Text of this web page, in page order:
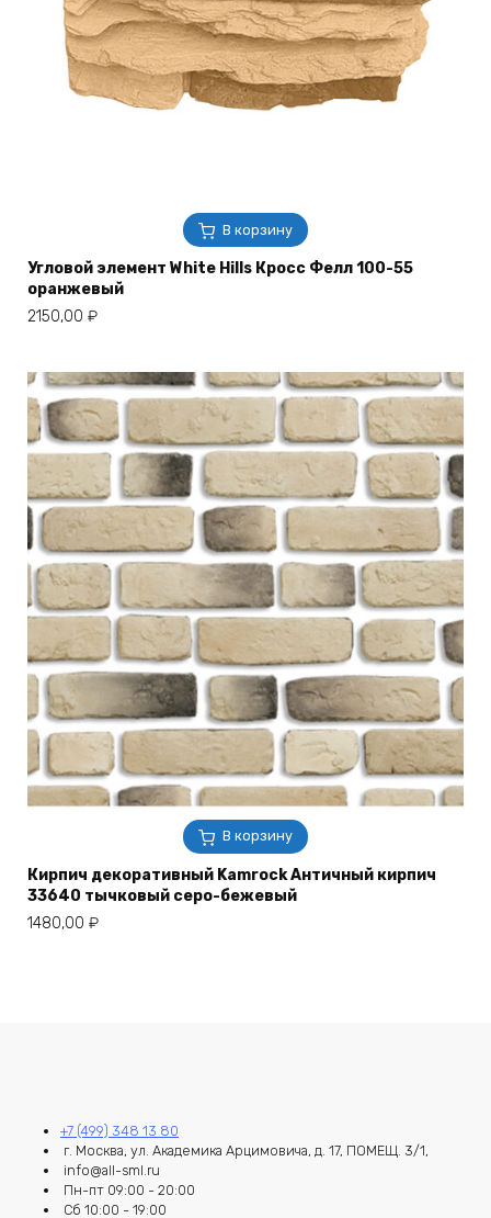
В корзину
Угловой элемент White Hills Кросс Фелл 100-55
оранжевый
2150,00 ₽
В корзину
Кирпич декоративный Kamrock Античный кирпич
33640 тычковый серо-бежевый
1480,00 ₽
+7 (499) 348 13 80
г. Москва, ул. Академика Арцимовича, д. 17, ПОМЕЩ. 3/1,
info@all-sml.ru
Пн-пт 09:00 - 20:00
Сб 10:00 - 19:00